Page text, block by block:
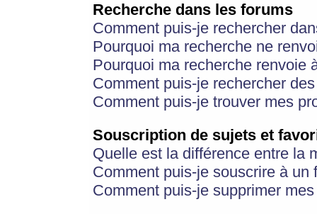
Recherche dans les forums
Comment puis-je rechercher
Pourquoi ma recherche ne
Pourquoi ma recherche renvoie
Comment puis-je rechercher
Comment puis-je trouver mes
Souscription de sujets et
Quelle est la différence entre la
Comment puis-je souscrire à
Comment puis-je supprimer